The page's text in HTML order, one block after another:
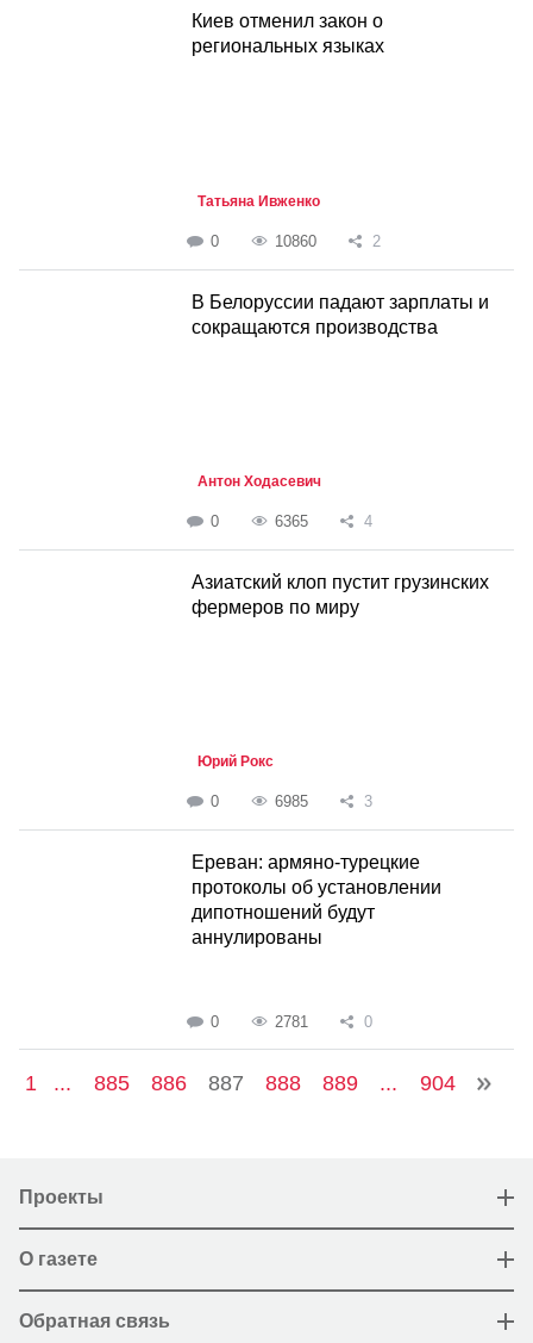
Киев отменил закон о
региональных языках
Татьяна Ивженко
0 10860 2
В Белоруссии падают зарплаты и
сокращаются производства
Антон Ходасевич
0 6365 4
Азиатский клоп пустит грузинских
фермеров по миру
Юрий Рокс
0 6985 3
Ереван: армяно-турецкие
протоколы об установлении
дипотношений будут
аннулированы
0 2781 0
1 ... 885 886 887 888 889 ... 904
Проекты
О газете
Обратная связь